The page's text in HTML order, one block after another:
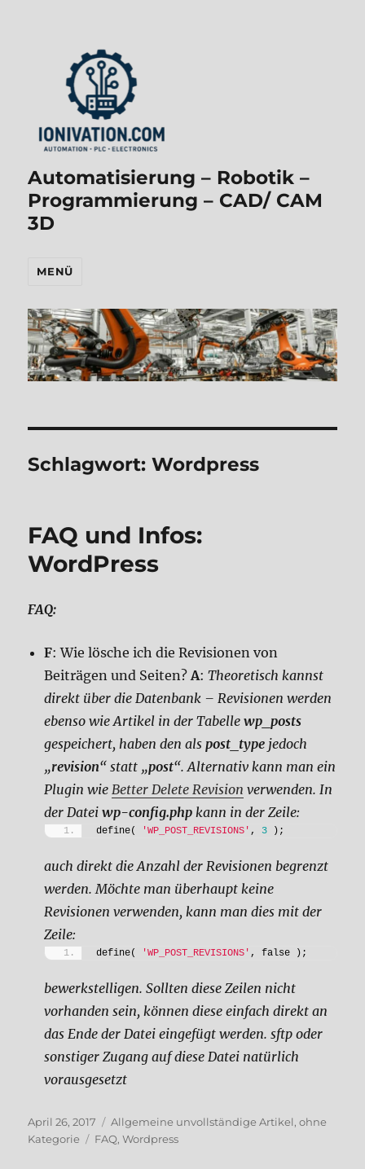
Automatisierung – Robotik –
Programmierung – CAD/ CAM
3D
MENÜ
Schlagwort:Wordpress
FAQ und Infos:
WordPress
FAQ:
F: Wie lösche ich die Revisionen von
Beiträgen und Seiten?A:Theoretisch kannst
direkt über die Datenbank – Revisionen werden
ebenso wie Artikel in der Tabellewp_posts
gespeichert, haben den alspost_type jedoch
„revision“ statt „post“. Alternativ kann man ein
Plugin wie Better Delete Revision verwenden. In
der Dateiwp-config.php kann in der Zeile:
define( 'WP_POST_REVISIONS' , 3 );
auch direkt die Anzahl der Revisionen begrenzt
werden. Möchte man überhaupt keine
Revisionen verwenden, kann man dies mit der
Zeile:
define( 'WP_POST_REVISIONS' , false );
bewerkstelligen. Sollten diese Zeilen nicht
vorhanden sein, können diese einfach direkt an
das Ende der Datei eingefügt werden. sftp oder
sonstiger Zugang auf diese Datei natürlich
vorausgesetzt
Veröffentlicht
am
April 26, 2017 Kategorien
Allgemeine unvollständige Artikel,ohne
Kategorie
Schlagwörter
FAQ,Wordpress